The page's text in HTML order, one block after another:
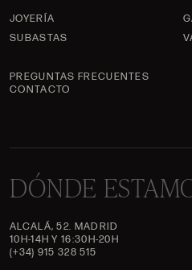
JOYERÍA
SUBASTAS
PREGUNTAS FRECUENTES
CONTACTO
DÓNDE
ALCALÁ, 52. MADRID
10H-14H Y 16:30H-20H
(+34) 915 328 515